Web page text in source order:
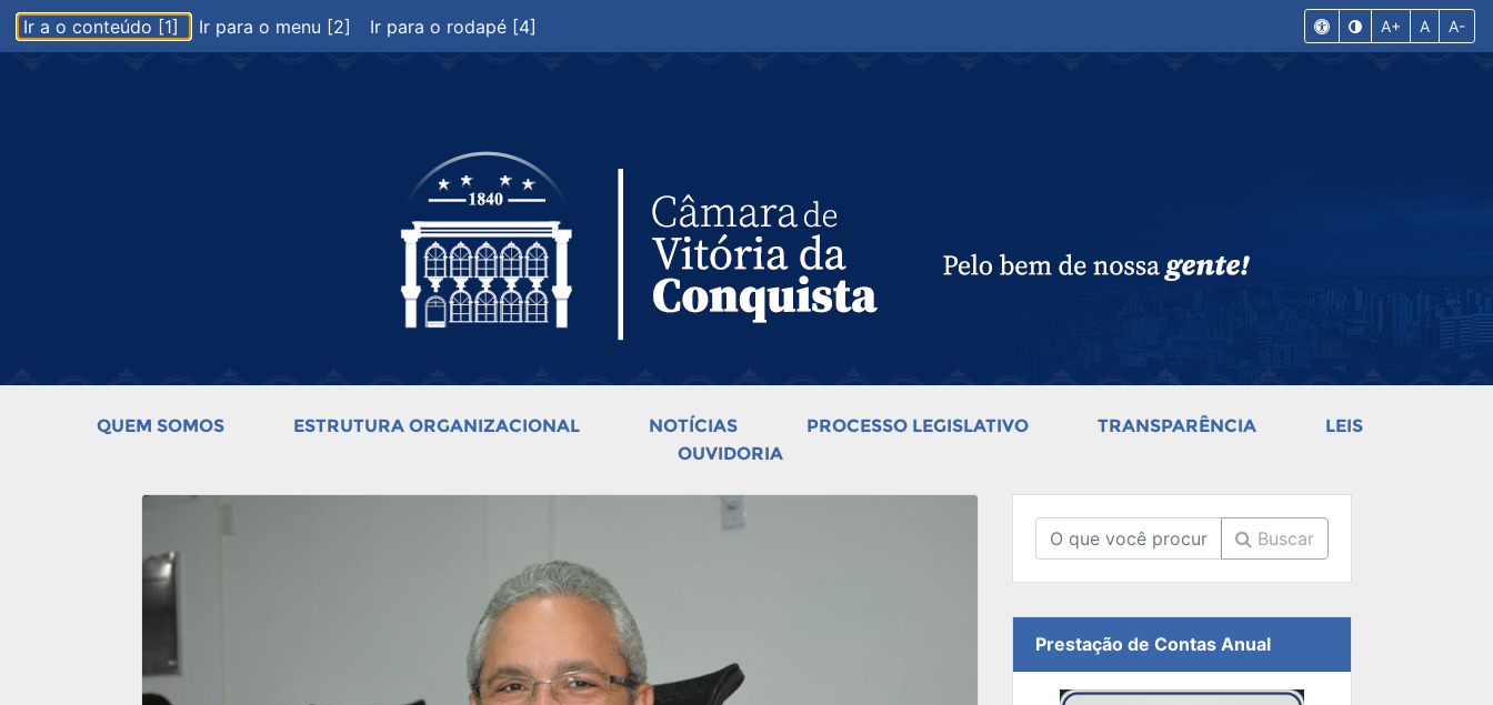
Ir a o conteúdo [1] Ir para o menu [2] Ir para o rodapé [4] A+ A A-
QUEM SOMOS ESTRUTURA ORGANIZACIONAL NOTÍCIAS PROCESSO LEGISLATIVO TRANSPARÊNCIA
LEIS
OUVIDORIA
Buscar
Prestação de Contas Anual